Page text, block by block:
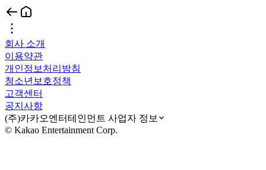
회사 소개
이용약관
개인정보처리방침
청소년보호정책
고객센터
공지사항
(주)카카오엔터테인먼트 사업자 정보
© Kakao Entertainment Corp.